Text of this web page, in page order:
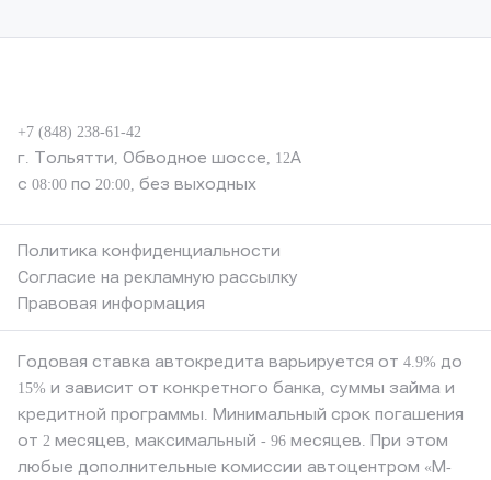
+7 (848) 238-61-42
г. Тольятти, Обводное шоссе, 12А
с 08:00 по 20:00, без выходных
Политика конфиденциальности
Согласие на рекламную рассылку
Правовая информация
Годовая ставка автокредита варьируется от 4.9% до
15% и зависит от конкретного банка, суммы займа и
кредитной программы. Минимальный срок погашения
от 2 месяцев, максимальный - 96 месяцев. При этом
любые дополнительные комиссии автоцентром «М-